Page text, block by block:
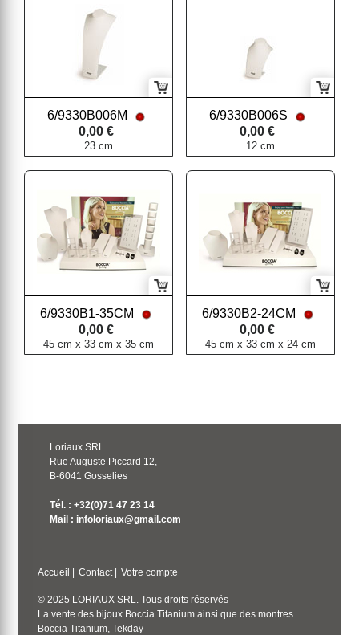
6/9330B006M
0,00 €
23 cm
6/9330B006S
0,00 €
12 cm
6/9330B1-35CM
0,00 €
45 cm x 33 cm x 35 cm
6/9330B2-24CM
0,00 €
45 cm x 33 cm x 24 cm
Loriaux SRL
Rue Auguste Piccard 12,
B-6041 Gosselies
Tél. : +32(0)71 47 23 14
Mail : infoloriaux@gmail.com
Accueil | Contact | Votre compte
© 2025 LORIAUX SRL. Tous droits réservés
La vente des bijoux Boccia Titanium ainsi que des montres
Boccia Titanium, Tekday